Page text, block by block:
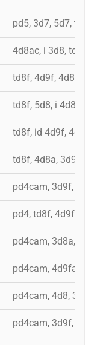
pd5, 3d7, 5d7, td7
4d8ac, i 3d8, td7,
td8f, 4d9f, 4d8ac,
td8f, 5d8, i 4d8a,
td8f, id 4d9f, 4d8a,
td8f, 4d8a, 3d9f,
pd4cam, 3d9f, 5d8,
pd4, td8f, 4d9f, 3d8,
pd4cam, 3d8a, 4d9f,
pd4cam, 4d9fa,
pd4cam, 4d8, 3d9f,
pd4cam, 3d9f, id